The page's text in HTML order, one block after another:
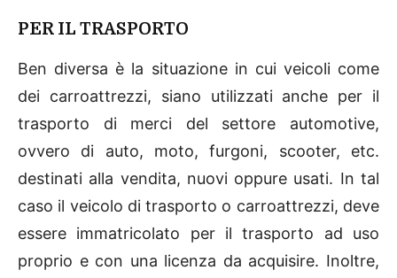
PER IL TRASPORTO
Ben diversa è la situazione in cui veicoli come
dei carroattrezzi, siano utilizzati anche per il
trasporto di merci del settore automotive,
ovvero di auto, moto, furgoni, scooter, etc.
destinati alla vendita, nuovi oppure usati. In tal
caso il veicolo di trasporto o carroattrezzi, deve
essere immatricolato per il trasporto ad uso
proprio e con una licenza da acquisire. Inoltre,